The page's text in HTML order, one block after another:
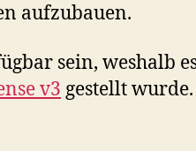
aufzubauen.
sein, weshalb
v3 gestellt wurde.